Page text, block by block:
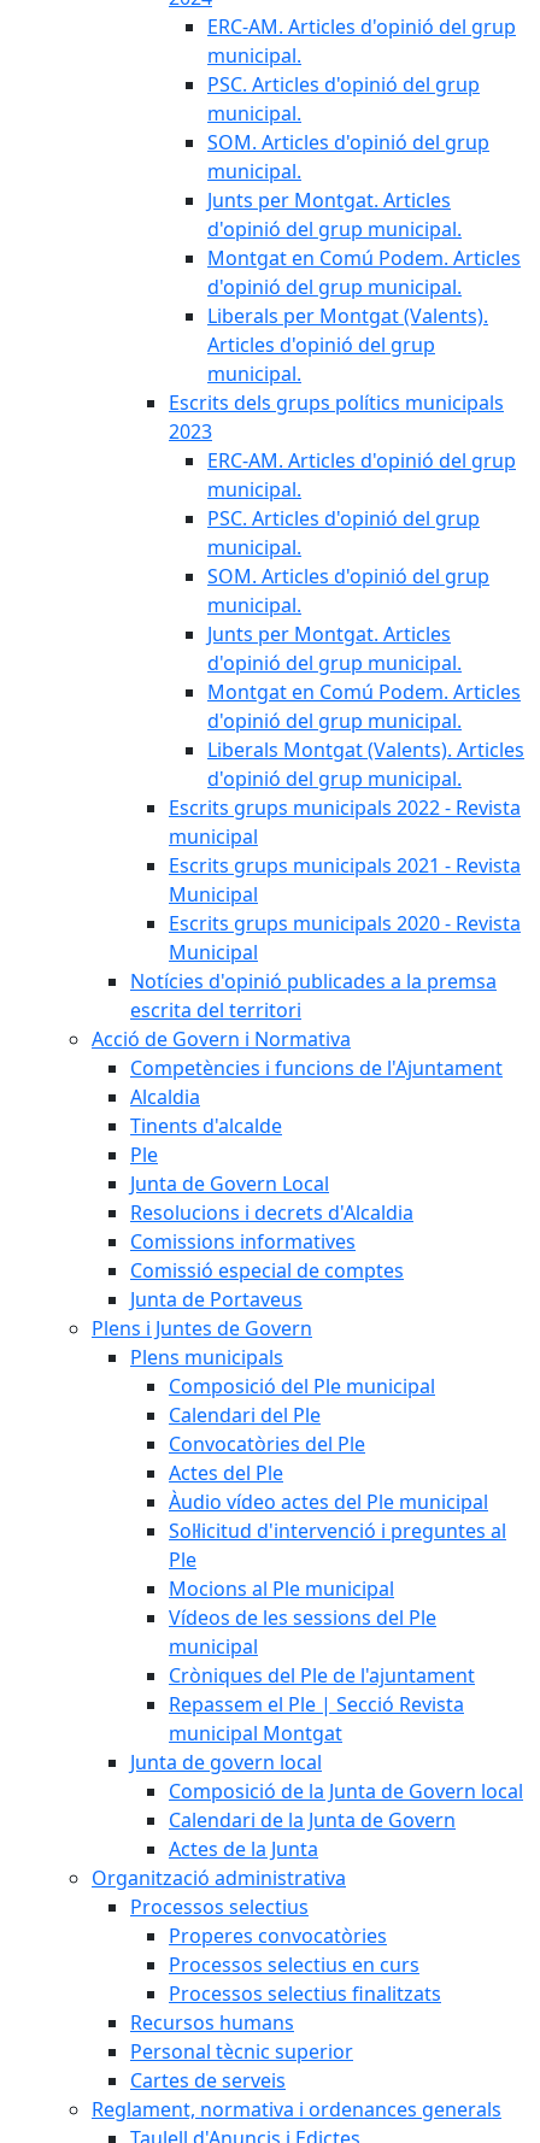
ERC-AM. Articles d'opinió del grup
municipal.
PSC. Articles d'opinió del grup
municipal.
SOM. Articles d'opinió del grup
municipal.
Junts per Montgat. Articles
d'opinió del grup municipal.
Montgat en Comú Podem. Articles
d'opinió del grup municipal.
Liberals per Montgat (Valents).
Articles d'opinió del grup
municipal.
Escrits dels grups polítics municipals
2023
ERC-AM. Articles d'opinió del grup
municipal.
PSC. Articles d'opinió del grup
municipal.
SOM. Articles d'opinió del grup
municipal.
Junts per Montgat. Articles
d'opinió del grup municipal.
Montgat en Comú Podem. Articles
d'opinió del grup municipal.
Liberals Montgat (Valents). Articles
d'opinió del grup municipal.
Escrits grups municipals 2022 - Revista
municipal
Escrits grups municipals 2021 - Revista
Municipal
Escrits grups municipals 2020 - Revista
Municipal
Notícies d'opinió publicades a la premsa
escrita del territori
Acció de Govern i Normativa
Competències i funcions de l'Ajuntament
Alcaldia
Tinents d'alcalde
Ple
Junta de Govern Local
Resolucions i decrets d'Alcaldia
Comissions informatives
Comissió especial de comptes
Junta de Portaveus
Plens i Juntes de Govern
Plens municipals
Composició del Ple municipal
Calendari del Ple
Convocatòries del Ple
Actes del Ple
Àudio vídeo actes del Ple municipal
Sol·licitud d'intervenció i preguntes al
Ple
Mocions al Ple municipal
Vídeos de les sessions del Ple
municipal
Cròniques del Ple de l'ajuntament
Repassem el Ple | Secció Revista
municipal Montgat
Junta de govern local
Composició de la Junta de Govern local
Calendari de la Junta de Govern
Actes de la Junta
Organització administrativa
Processos selectius
Properes convocatòries
Processos selectius en curs
Processos selectius finalitzats
Recursos humans
Personal tècnic superior
Cartes de serveis
Reglament, normativa i ordenances generals